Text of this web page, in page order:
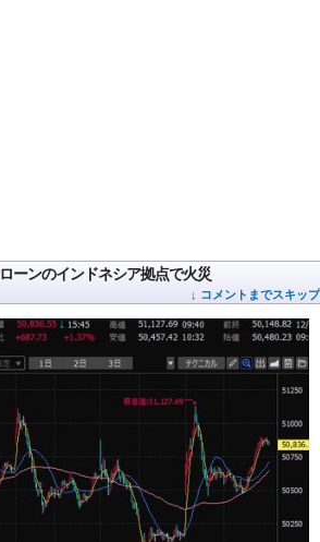
ーンのインドネシア拠点で火災
↓ コメントまでスキップ